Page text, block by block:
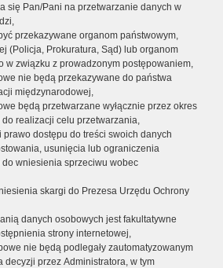
się Pan/Pani na przetwarzanie danych w
przekazywane organom państwowym,
(Policja, Prokuratura, Sąd) lub organom
w związku z prowadzonym postępowaniem,
nie będą przekazywane do państwa
międzynarodowej,
będą przetwarzane wyłącznie przez okres
realizacji celu przetwarzania,
prawo dostępu do treści swoich danych
usunięcia lub ograniczenia
wniesienia sprzeciwu wobec
skargi do Prezesa Urzędu Ochrony
danych osobowych jest fakultatywne
strony internetowej,
nie będą podlegały zautomatyzowanym
decyzji przez Administratora, w tym